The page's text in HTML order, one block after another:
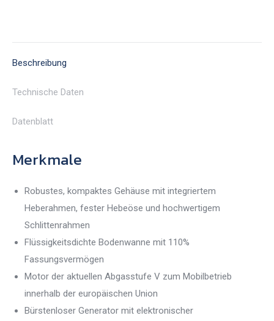
Beschreibung
Technische Daten
Datenblatt
Merkmale
Robustes, kompaktes Gehäuse mit integriertem
Heberahmen, fester Hebeöse und hochwertigem
Schlittenrahmen
Flüssigkeitsdichte Bodenwanne mit 110%
Fassungsvermögen
Motor der aktuellen Abgasstufe V zum Mobilbetrieb
innerhalb der europäischen Union
Bürstenloser Generator mit elektronischer